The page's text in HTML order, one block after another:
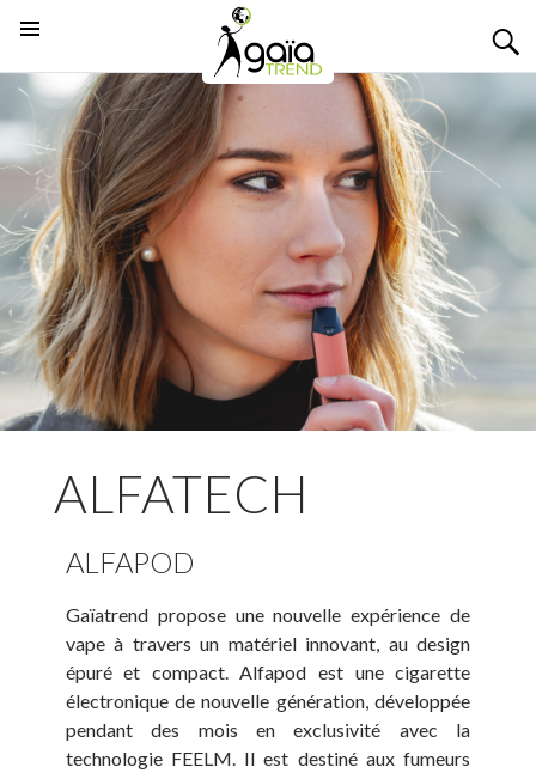
PRINCIPAL
ALFATECH
ALFAPOD
Gaïatrend propose une nouvelle expérience de
vape à travers un matériel innovant, au design
épuré et compact. Alfapod est une cigarette
électronique de nouvelle génération, développée
pendant des mois en exclusivité avec la
technologie FEELM. Il est destiné aux fumeurs